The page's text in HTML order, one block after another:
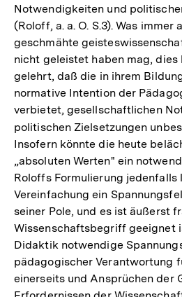
Notwendigkeiten und
(Roloff, a. a. O. S.3). Was immer
geschmähte
nicht geleistet haben mag, dies
gelehrt, daß die in ihrem
normative Intention der
verbietet, gesellschaftlichen
politischen Zielsetzungen
Insofern könnte die heute
„absoluten Werten" ein
Roloffs Formulierung jedenfalls
Vereinfachung ein
seiner Pole, und es ist äußerst
Wissenschaftsbegriff geeignet
Didaktik notwendige
pädagogischer Verantwortung
einerseits und Ansprüchen der